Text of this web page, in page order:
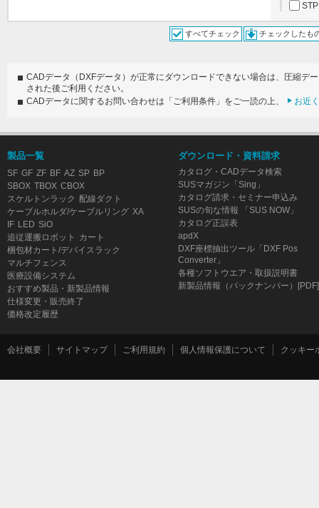
STP
すべてチェック チェックしたも
CADデータ（DXFデータ）が正常にダウンロードできない場合は、圧縮デ
された後ご利用ください。
CADデータに関するお問い合わせは「ご利用条件」をご一読の上、
お近
製品一覧
SF GF ZF BF AZ SP BP
SBOX TBOX CBOX
スケルトンラック 配線ダクト
ケーブルホルダ/ケーブルリング XA
IF LED SiO
追従運搬ロボット
カート
梱包材カート/デバイスラック
マルチフェンス
医療設備システム
おすすめ製品・新製品情報
仕様変更・販売終了
価格改定履歴
ダウンロード・資料請求
カタログ・CADデータ検索
SUSマガジン「Sing」
カタログ請求・セミナー申込み
SUSの旬な情報 「SUS NOW」
カタログ正誤表
apdX
DXF座標抽出ツール「DXF Pos
Converter」
各種ソフトウエア・取扱説明書
新製品情報（バックナンバー）[PDF]
会社概要 サイトマップ ご利用規約 個人情報保護について クッキー